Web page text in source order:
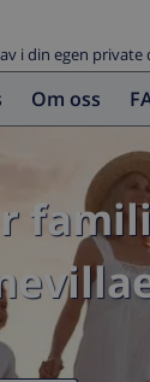
i din egen
Om oss